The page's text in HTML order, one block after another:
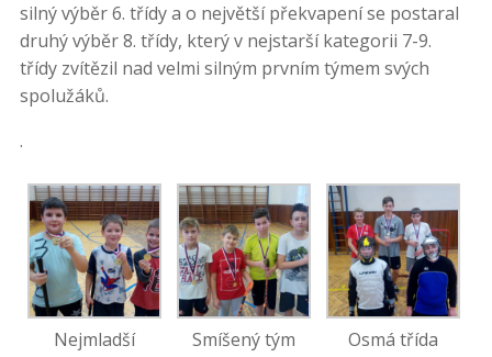
silný výběr 6. třídy a o největší překvapení se postaral
druhý výběr 8. třídy, který v nejstarší kategorii 7-9.
třídy zvítězil nad velmi silným prvním týmem svých
spolužáků.
.
Nejmladší
Smíšený tým
Osmá třída